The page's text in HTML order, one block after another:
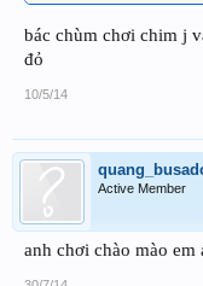
Ăn no, dửng mỡ lê la xóm
Kiếp gà trống thật vẻ vang
"Đạp" xong vỗ đít gáy vang
Sướng hơn cái kiếp làm người
bác chùm chơi chim j
đỏ
10/5/14
Active Member
anh chơi chào mào